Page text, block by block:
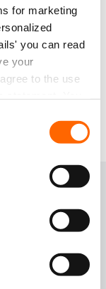
for marketing
you can read
your
to the use
die mit
lernst du hier.
immer in
steht eines der
family
oder die neue
hast unsere